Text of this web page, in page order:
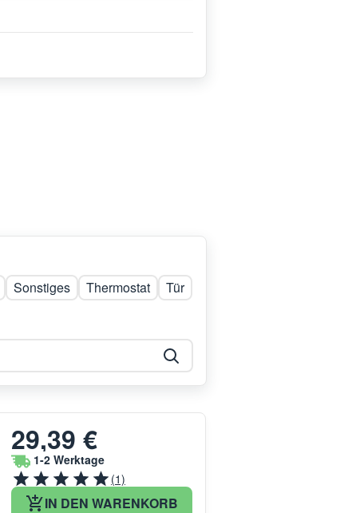
Sonstiges Thermostat
Tür
29,39 €
1-2 Werktage
(1)
IN DEN WARENKORB